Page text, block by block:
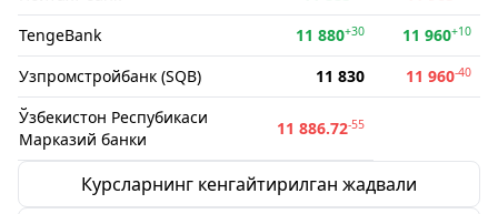
TengeBank 11 880+30 11 960+10
Узпромстройбанк (SQB) 11 830 11 960-40
Ўзбекистон Респубикаси
Марказий банки
11 886.72-55
Курсларнинг кенгайтирилган жадвали